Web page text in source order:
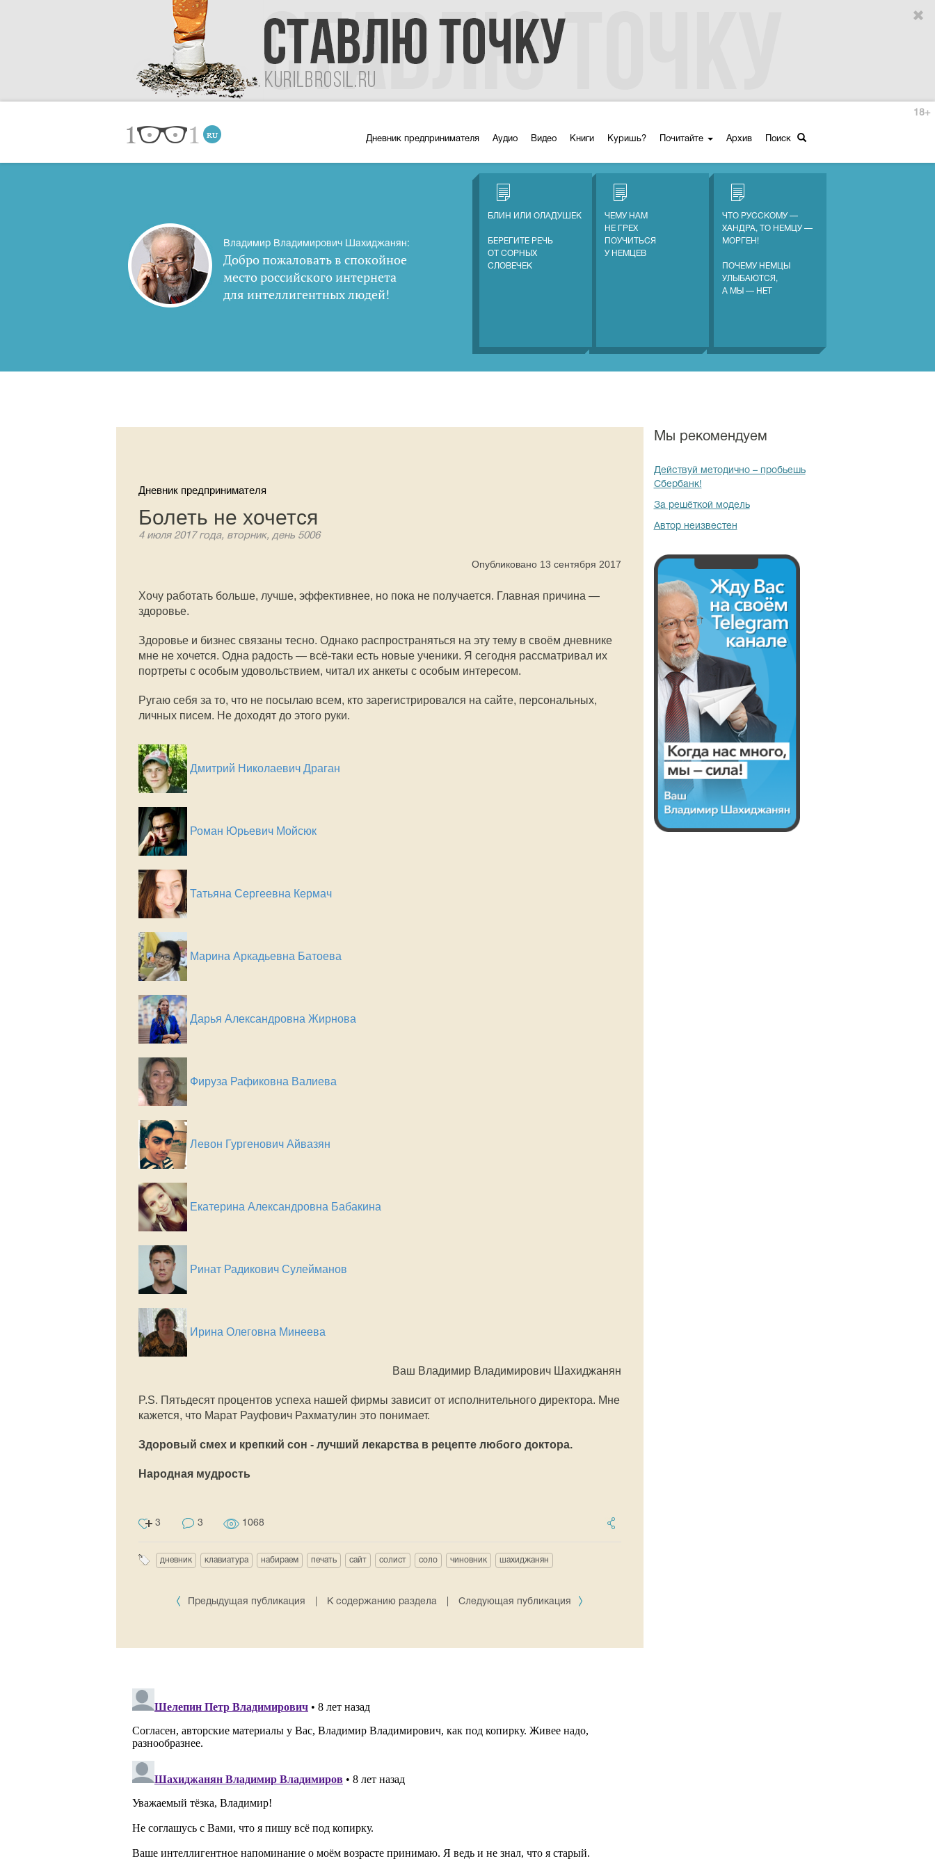
Дневник предпринимателя Аудио Видео Книги Куришь? Почитайте Архив Поиск
18+
Владимир Владимирович Шахиджанян:
Добро пожаловать в спокойное
место российского интернета
для интеллигентных людей!
БЛИН ИЛИ ОЛАДУШЕК
БЕРЕГИТЕ РЕЧЬ
ОТ СОРНЫХ
СЛОВЕЧЕК
ЧЕМУ НАМ
НЕ ГРЕХ
ПОУЧИТЬСЯ
У НЕМЦЕВ
ЧТО РУССКОМУ —
ХАНДРА, ТО НЕМЦУ —
МОРГЕН!
ПОЧЕМУ НЕМЦЫ
УЛЫБАЮТСЯ,
А МЫ — НЕТ
Дневник предпринимателя
Болеть не хочется
4 июля 2017 года, вторник, день 5006
Опубликовано 13 сентября 2017
Хочу работать больше, лучше, эффективнее, но пока не получается. Главная причина —
здоровье.
Здоровье и бизнес связаны тесно. Однако распространяться на эту тему в своём дневнике
мне не хочется. Одна радость — всё-таки есть новые ученики. Я сегодня рассматривал их
портреты с особым удовольствием, читал их анкеты с особым интересом.
Ругаю себя за то, что не посылаю всем, кто зарегистрировался на сайте, персональных,
личных писем. Не доходят до этого руки.
Дмитрий Николаевич Драган
Роман Юрьевич Мойсюк
Татьяна Сергеевна Кермач
Марина Аркадьевна Батоева
Дарья Александровна Жирнова
Фируза Рафиковна Валиева
Левон Гургенович Айвазян
Екатерина Александровна Бабакина
Ринат Радикович Сулейманов
Ирина Олеговна Минеева
Ваш Владимир Владимирович Шахиджанян
P.S. Пятьдесят процентов успеха нашей фирмы зависит от исполнительного директора. Мне
кажется, что Марат Рауфович Рахматулин это понимает.
Здоровый смех и крепкий сон - лучший лекарства в рецепте любого доктора.
Народная мудрость
3 3 1068
дневник клавиатура набираем печать сайт солист соло чиновник шахиджанян
Предыдущая публикация К содержанию раздела Следующая публикация
Мы рекомендуем
Действуй методично – пробьешь
Сбербанк!
За решёткой модель
Автор неизвестен